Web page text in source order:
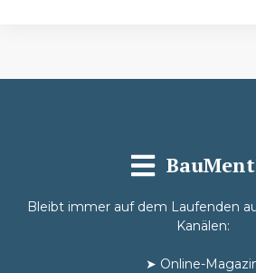
Bleibt immer auf dem Laufenden
Kanälen:
➤ Online-